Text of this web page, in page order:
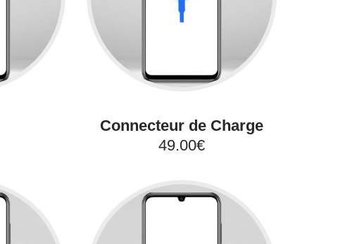
Connecteur de Charge
49.00€